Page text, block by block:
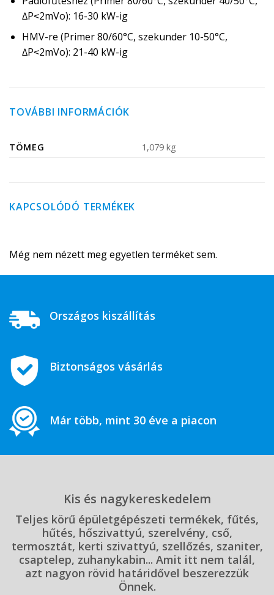
∆P˂2mVo): 16-30 kW-ig
HMV-re (Primer 80/60°C, szekunder 10-50°C,
∆P˂2mVo): 21-40 kW-ig
TOVÁBBI INFORMÁCIÓK
TÖMEG 1,079 kg
KAPCSOLÓDÓ TERMÉKEK
Még nem nézett meg egyetlen terméket sem.
Országos kiszállítás
Biztonságos vásárlás
Már több, mint 30 éve a piacon
Kis és nagykereskedelem
Teljes körű épületgépészeti termékek, fűtés,
hűtés, hőszivattyú, szerelvény, cső,
termosztát, kerti szivattyú, szellőzés, szaniter,
csaptelep, zuhanykabin... Amit itt nem talál,
azt nagyon rövid határidővel beszerezzük
Önnek.